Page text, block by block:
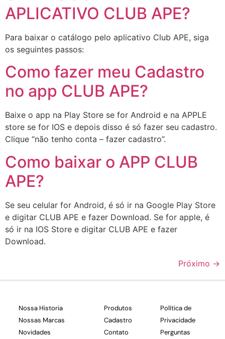
APLICATIVO CLUB APE?
Para baixar o catálogo pelo aplicativo Club APE, siga
os seguintes passos:
Como fazer meu Cadastro
no app CLUB APE?
Baixe o app na Play Store se for Android e na APPLE
store se for IOS e depois disso é só fazer seu cadastro.
Clique “não tenho conta – fazer cadastro”.
Como baixar o APP CLUB
APE?
Se seu celular for Android, é só ir na Google Play Store
e digitar CLUB APE e fazer Download. Se for apple, é
só ir na IOS Store e digitar CLUB APE e fazer
Download.
Próximo →
Nossa Historia
Nossas Marcas
Novidades
Produtos
Cadastro
Contato
Política de
Privacidade
Perguntas